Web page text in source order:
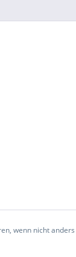
wenn nicht